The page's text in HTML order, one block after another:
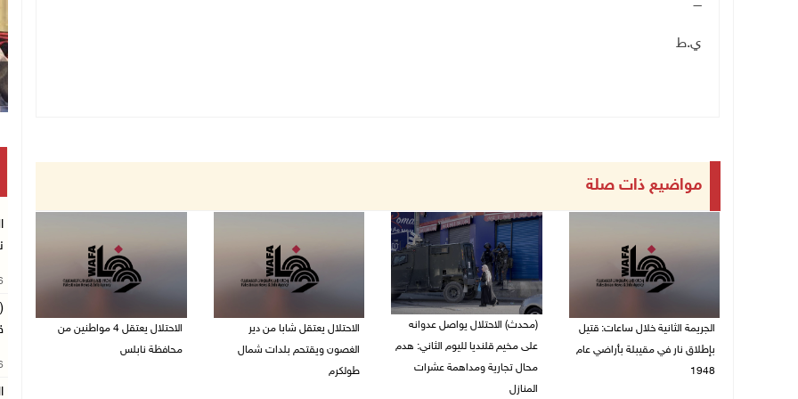
ي.ط
مواضيع ذات صلة
الجريمة الثانية خلال ساعات: قتيل
بإطلاق نار في مقيبلة بأراضي عام
1948
(محدث) الاحتلال يواصل عدوانه
على مخيم قلنديا لليوم الثاني: هدم
محال تجارية ومداهمة عشرات
المنازل
الاحتلال يعتقل شابا من دير
الغصون ويقتحم بلدات شمال
طولكرم
الاحتلال يعتقل 4 مواطنين من
محافظة نابلس